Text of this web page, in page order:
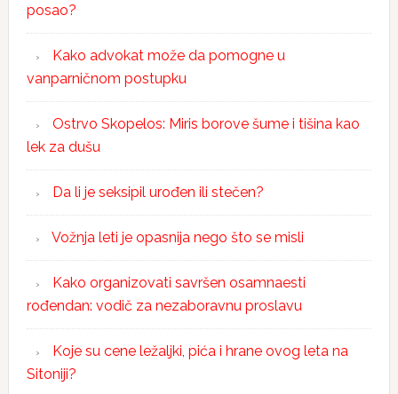
posao?
Kako advokat može da pomogne u
vanparničnom postupku
Ostrvo Skopelos: Miris borove šume i tišina kao
lek za dušu
Da li je seksipil urođen ili stečen?
Vožnja leti je opasnija nego što se misli
Kako organizovati savršen osamnaesti
rođendan: vodič za nezaboravnu proslavu
Koje su cene ležaljki, pića i hrane ovog leta na
Sitoniji?